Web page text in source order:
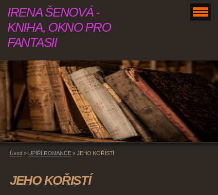
IRENA ŠENOVÁ -
KNIHA, OKNO PRO
FANTASII
Úvod » UPÍŘÍ ROMANCE » JEHO KOŘISTÍ
JEHO KOŘISTÍ